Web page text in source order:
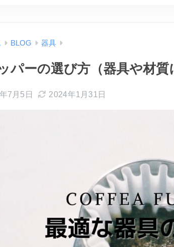
BLOG 器具
パーの選び方（器具や材質
7月5日 2024年1月31日